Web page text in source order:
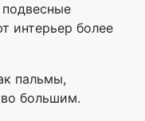
интерьер более
пальмы,
большим.